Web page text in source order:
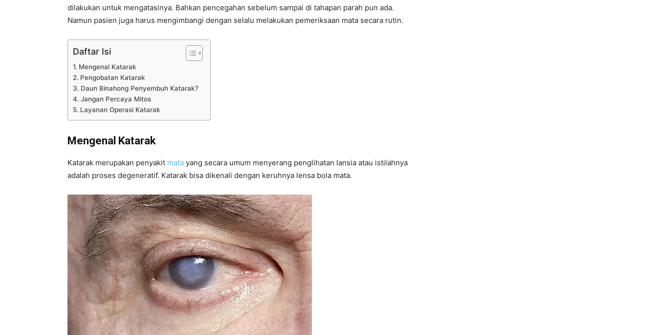
dilakukan untuk mengatasinya. Bahkan pencegahan sebelum sampai di tahapan parah pun ada.
Namun pasien juga harus mengimbangi dengan selalu melakukan pemeriksaan mata secara rutin.
Daftar Isi
Mengenal Katarak
Pengobatan Katarak
Daun Binahong Penyembuh Katarak?
Jangan Percaya Mitos
Layanan Operasi Katarak
Mengenal Katarak
Katarak merupakan penyakit mata yang secara umum menyerang penglihatan lansia atau istilahnya
adalah proses degeneratif. Katarak bisa dikenali dengan keruhnya lensa bola mata.